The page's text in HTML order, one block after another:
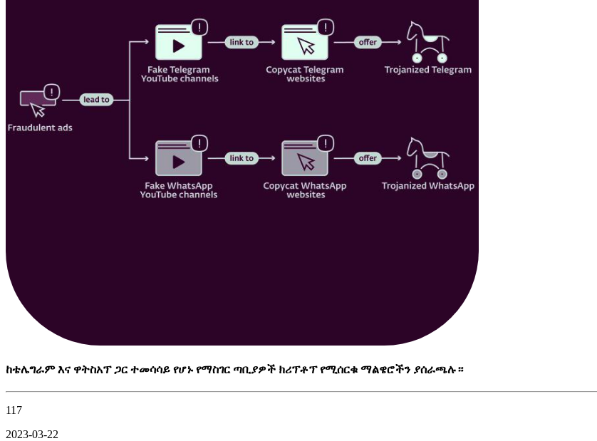
ከቴሌግራም እና ዋትስአፕ ጋር ተመሳሳይ የሆኑ የማስገር ጣቢያዎች ክሪፕቶፕ የሚሰርቁ ማልዌሮችን ያሰራጫሉ።
117
2023-03-22